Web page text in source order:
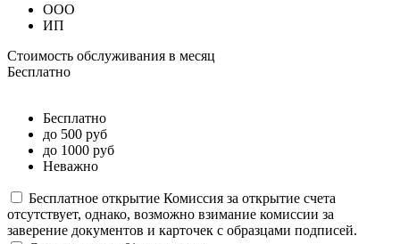
ООО
ИП
Стоимость обслуживания в месяц
Бесплатно
Бесплатно
до 500 руб
до 1000 руб
Неважно
Бесплатное открытие Комиссия за открытие счета
отсутствует, однако, возможно взимание комиссии за
заверение документов и карточек с образцами подписей.